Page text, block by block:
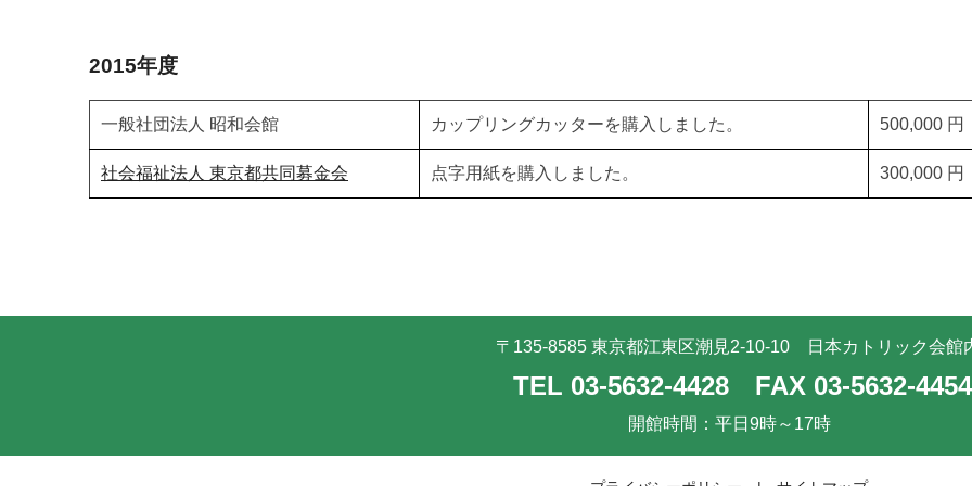
2015年度
一般社団法人 昭和会館 カップリングカッターを購入しました。 500,000 円
社会福祉法人 東京都共同募金会 点字用紙を購入しました。 300,000 円
〒135-8585 東京都江東区潮見2-10-10 日本カトリック会館
TEL 03-5632-4428 FAX 03-5632-4454
開館時間：平日9時～17時